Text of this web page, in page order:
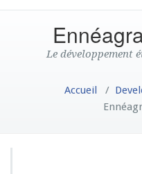
Le développement
Accueil /